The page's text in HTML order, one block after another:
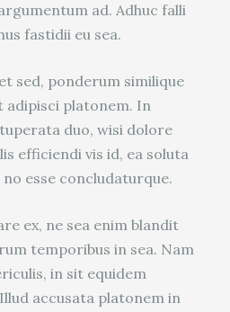
ad. Adhuc falli
fastidii eu sea.
sed, ponderum similique
adipisci platonem. In
duo, wisi dolore
efficiendi vis id, ea soluta
esse concludaturque.
ex, ne sea enim blandit
temporibus in sea. Nam
in sit equidem
accusata platonem in